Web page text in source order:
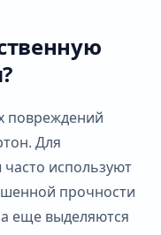
повреждений
Для
используют
прочности
еще выделяются